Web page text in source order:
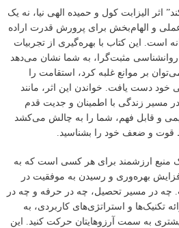
اثر الیزابت کول و حمیده الهی نیا، نه یک
عملی و الهام‌بخش برای پرورش قدرت اراده
است. این کتاب با بهره‌گیری از تجربیات
روانشناسی مثبت‌گرا، به شما نشان می‌دهد
بر موانع غلبه کرد، استقامت را
خود دست یافت. خواندن این اثر، مانند
مسیر زندگی با اطمینان و جدیت قدم
و قابل فهم، شما را به چالش می‌کشد
قوت و ضعف خود را بشناسید.
منبع ارزشمند برای هر کسی است که به
بهره‌وری و رسیدن به موفقیت در
چه در مسیر تحصیل، چه در حرفه و چه در
تکنیک‌ها و استراتژی‌های کاربردی، به
به سمت آرزوهایتان حرکت کنید. این